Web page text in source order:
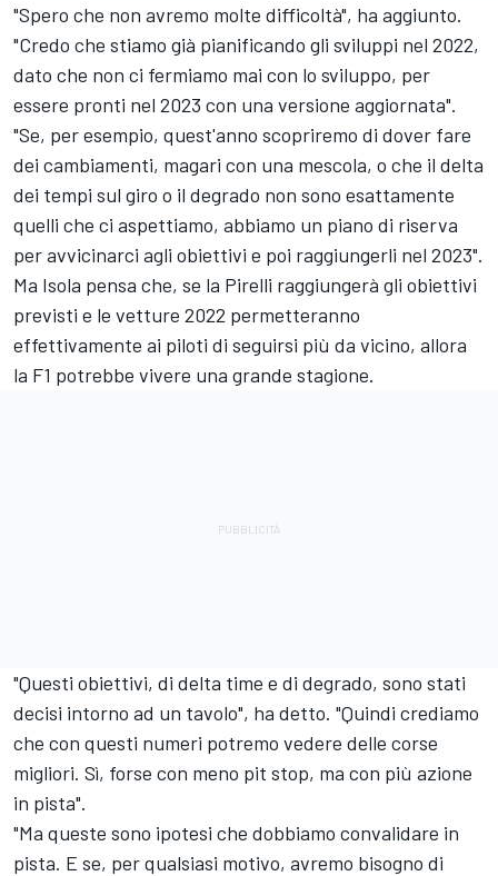
"Spero che non avremo molte difficoltà", ha aggiunto.
"Credo che stiamo già pianificando gli sviluppi nel 2022,
dato che non ci fermiamo mai con lo sviluppo, per
essere pronti nel 2023 con una versione aggiornata".
"Se, per esempio, quest'anno scopriremo di dover fare
dei cambiamenti, magari con una mescola, o che il delta
dei tempi sul giro o il degrado non sono esattamente
quelli che ci aspettiamo, abbiamo un piano di riserva
per avvicinarci agli obiettivi e poi raggiungerli nel 2023".
Ma Isola pensa che, se la Pirelli raggiungerà gli obiettivi
previsti e le vetture 2022 permetteranno
effettivamente ai piloti di seguirsi più da vicino, allora
la F1 potrebbe vivere una grande stagione.
"Questi obiettivi, di delta time e di degrado, sono stati
decisi intorno ad un tavolo", ha detto. "Quindi crediamo
che con questi numeri potremo vedere delle corse
migliori. Sì, forse con meno pit stop, ma con più azione
in pista".
"Ma queste sono ipotesi che dobbiamo convalidare in
pista. E se, per qualsiasi motivo, avremo bisogno di